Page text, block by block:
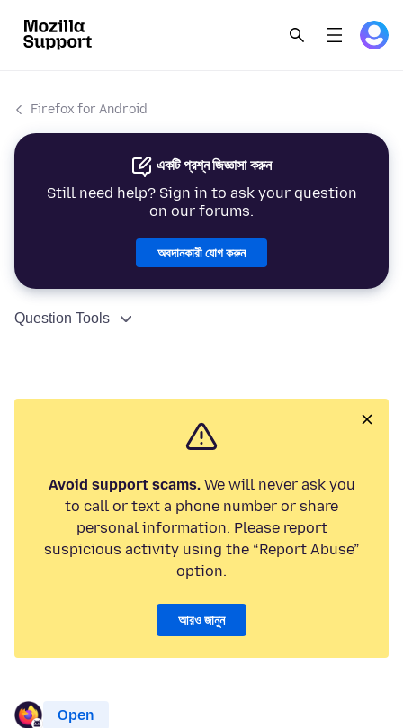
Firefox for Android
একটি প্রশ্ন জিজ্ঞাসা করুন
Still need help? Sign in to ask your question
on our forums.
অবদানকারী যোগ করুন
Question Tools
Avoid support scams.We will never ask you
to call or text a phone number or share
personal information. Please report
suspicious activity using the “Report Abuse”
option.
আরও জানুন
Open